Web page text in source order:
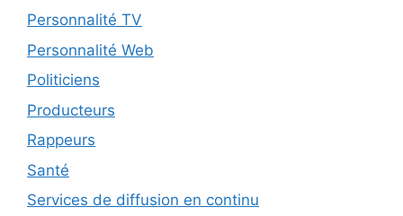
Personnalité TV
Personnalité Web
Politiciens
Producteurs
Rappeurs
Santé
Services de diffusion en continu